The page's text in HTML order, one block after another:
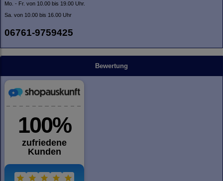
Mo. - Fr. von 10.00 bis 19.00 Uhr.
Sa. von 10.00 bis 16.00 Uhr
06761-9759425
Bewertung